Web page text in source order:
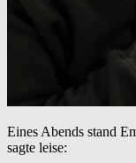
Eines Abends stand
sagte leise: